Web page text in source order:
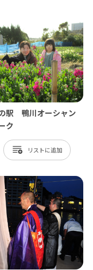
駅 鴨川オーシャン
ク
リスト